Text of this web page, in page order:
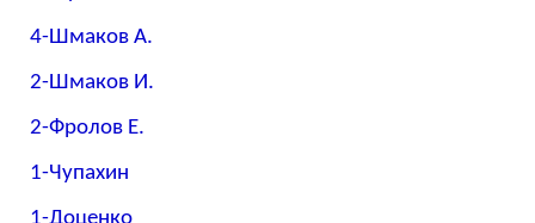
4-Шмаков А.
2-Шмаков И.
2-Фролов Е.
1-Чупахин